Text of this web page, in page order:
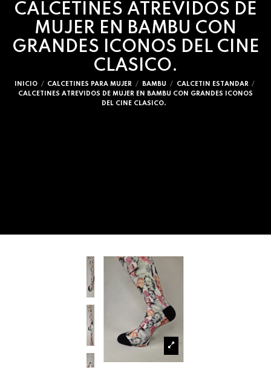
CALCETINES ATREVIDOS DE
MUJER EN BAMBU CON
GRANDES ICONOS DEL CINE
CLASICO.
INICIO CALCETINES PARA MUJER BAMBU
CALCETIN ESTANDAR
CALCETINES ATREVIDOS DE MUJER EN BAMBU CON GRANDES ICONOS
DEL CINE CLASICO.